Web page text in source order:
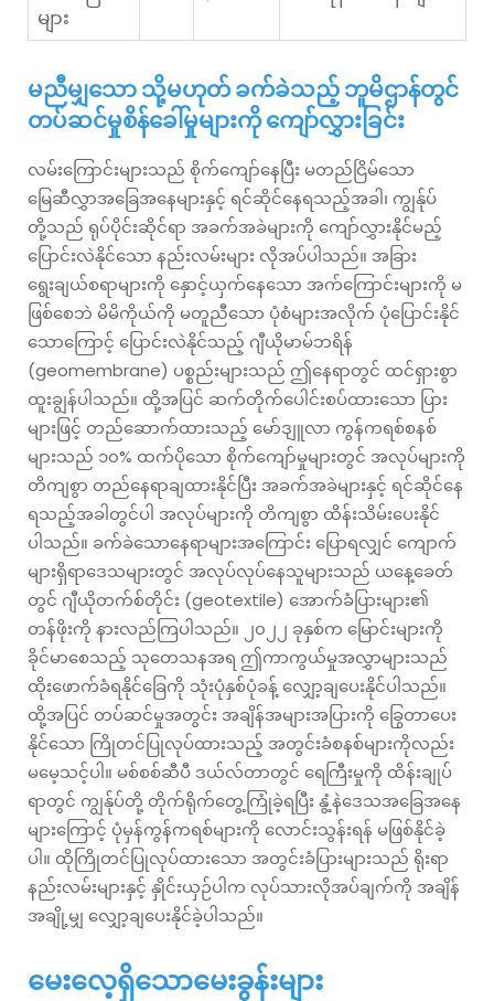
များ
မညီမျှသော သို့မဟုတ် ခက်ခဲသည့် ဘူမိဌာန်တွင်
တပ်ဆင်မှုစိန်ခေါ်မှုများကို ကျော်လွှားခြင်း
လမ်းကြောင်းများသည် စိုက်ကျော်နေပြီး မတည်ငြိမ်သော
မြေဆီလွှာအခြေအနေများနှင့် ရင်ဆိုင်နေရသည့်အခါ၊ ကျွန်ုပ်
တို့သည် ရုပ်ပိုင်းဆိုင်ရာ အခက်အခဲများကို ကျော်လွှားနိုင်မည့်
ပြောင်းလဲနိုင်သော နည်းလမ်းများ လိုအပ်ပါသည်။ အခြား
ရွေးချယ်စရာများကို နှောင့်ယှက်နေသော အက်ကြောင်းများကို မ
ဖြစ်စေဘဲ မိမိကိုယ်ကို မတူညီသော ပုံစံများအလိုက် ပုံပြောင်းနိုင်
သောကြောင့် ပြောင်းလဲနိုင်သည့် ဂျီယိုမာမ်ဘရိန်
(geomembrane) ပစ္စည်းများသည် ဤနေရာတွင် ထင်ရှားစွာ
ထူးချွန်ပါသည်။ ထို့အပြင် ဆက်တိုက်ပေါင်းစပ်ထားသော ပြား
များဖြင့် တည်ဆောက်ထားသည့် မော်ဒျူလာ ကွန်ကရစ်စနစ်
များသည် ၁၀% ထက်ပိုသော စိုက်ကျော်မှုများတွင် အလုပ်များကို
တိကျစွာ တည်နေရာချထားနိုင်ပြီး အခက်အခဲများနှင့် ရင်ဆိုင်နေ
ရသည့်အခါတွင်ပါ အလုပ်များကို တိကျစွာ ထိန်းသိမ်းပေးနိုင်
ပါသည်။ ခက်ခဲသောနေရာများအကြောင်း ပြောရလျှင် ကျောက်
များရှိရာဒေသများတွင် အလုပ်လုပ်နေသူများသည် ယနေ့ခေတ်
တွင် ဂျီယိုတက်စ်တိုင်း (geotextile) အောက်ခံပြားများ၏
တန်ဖိုးကို နားလည်ကြပါသည်။ ၂၀၂၂ ခုနှစ်က မြောင်းများကို
ခိုင်မာစေသည့် သုတေသနအရ ဤကာကွယ်မှုအလွှာများသည်
ထိုးဖောက်ခံရနိုင်ခြေကို သုံးပုံနှစ်ပုံခန့် လျှော့ချပေးနိုင်ပါသည်။
ထို့အပြင် တပ်ဆင်မှုအတွင်း အချိန်အများအပြားကို ခြွေတာပေး
နိုင်သော ကြိုတင်ပြုလုပ်ထားသည့် အတွင်းခံစနစ်များကိုလည်း
မမေ့သင့်ပါ။ မစ်စစ်ဆီပီ ဒယ်လ်တာတွင် ရေကြီးမှုကို ထိန်းချုပ်
ရာတွင် ကျွန်ုပ်တို့ တိုက်ရိုက်တွေ့ကြုံခဲ့ရပြီး နွံ့နဲဒေသအခြေအနေ
များကြောင့် ပုံမှန်ကွန်ကရစ်များကို လောင်းသွန်းရန် မဖြစ်နိုင်ခဲ့
ပါ။ ထိုကြိုတင်ပြုလုပ်ထားသော အတွင်းခံပြားများသည် ရိုးရာ
နည်းလမ်းများနှင့် နှိုင်းယှဉ်ပါက လုပ်သားလိုအပ်ချက်ကို အချိန်
အချို့မျှ လျှော့ချပေးနိုင်ခဲ့ပါသည်။
မေးလေ့ရှိသောမေးခွန်းများ